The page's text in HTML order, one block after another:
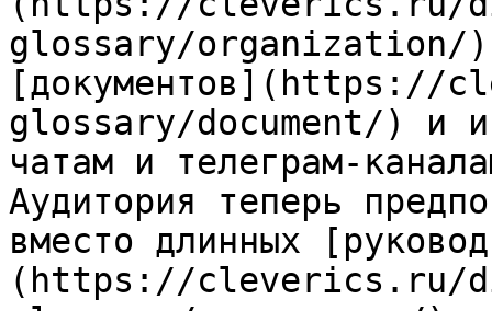
glossary/organization/)
glossary/document/) и
чатам и телеграм-
Аудитория теперь
вместо длинных
(https://cleverics.ru/